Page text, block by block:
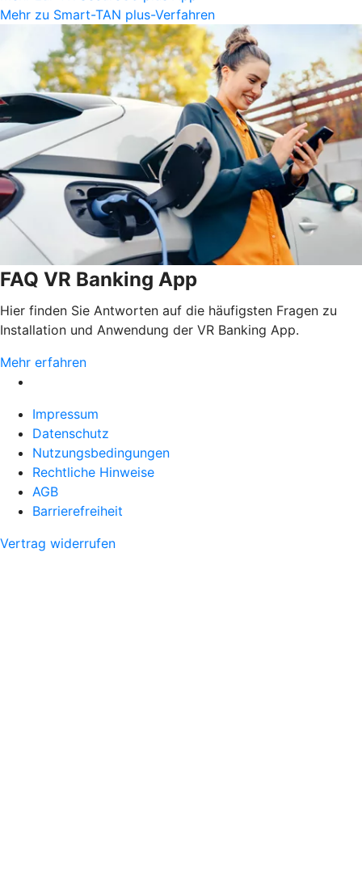
Mehr zu Smart-TAN plus-Verfahren
FAQ VR Banking App
Hier finden Sie Antworten auf die häufigsten Fragen zu
Installation und Anwendung der VR Banking App.
Mehr erfahren
Impressum
Datenschutz
Nutzungsbedingungen
Rechtliche Hinweise
AGB
Barrierefreiheit
Vertrag widerrufen